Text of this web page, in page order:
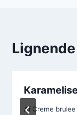
Af Creme brulee